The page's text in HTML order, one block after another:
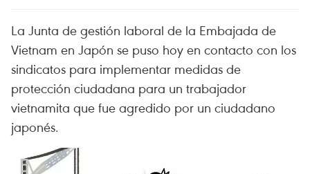
La Junta de gestión laboral de la Embajada de
Vietnam en Japón se puso hoy en contacto con los
sindicatos para implementar medidas de
protección ciudadana para un trabajador
vietnamita que fue agredido por un ciudadano
japonés.